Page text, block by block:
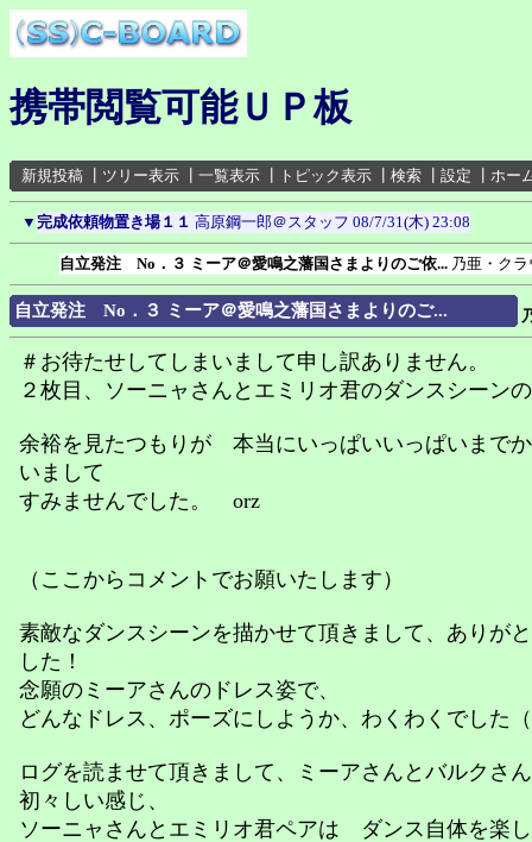
携帯閲覧可能ＵＰ板
新規投稿 ツリー表示 一覧表示 トピック表示 検索 設定 ホー
▼ 完成依頼物置き場１１ 高原鋼一郎＠スタッフ 08/7/31(木) 23:08
自立発注 No．３ ミーア＠愛鳴之藩国さまよりのご依... 乃亜・ク
自立発注 No．３ ミーア＠愛鳴之藩国さまよりのご...
＃お待たせしてしまいまして申し訳ありません。
２枚目、ソーニャさんとエミリオ君のダンスシーン
余裕を見たつもりが 本当にいっぱいいっぱいまで
いまして
すみませんでした。 orz
（ここからコメントでお願いたします）
素敵なダンスシーンを描かせて頂きまして、ありが
した！
念願のミーアさんのドレス姿で、
どんなドレス、ポーズにしようか、わくわくでした
ログを読ませて頂きまして、ミーアさんとバルク
初々しい感じ、
ソーニャさんとエミリオ君ペアは ダンス自体を楽